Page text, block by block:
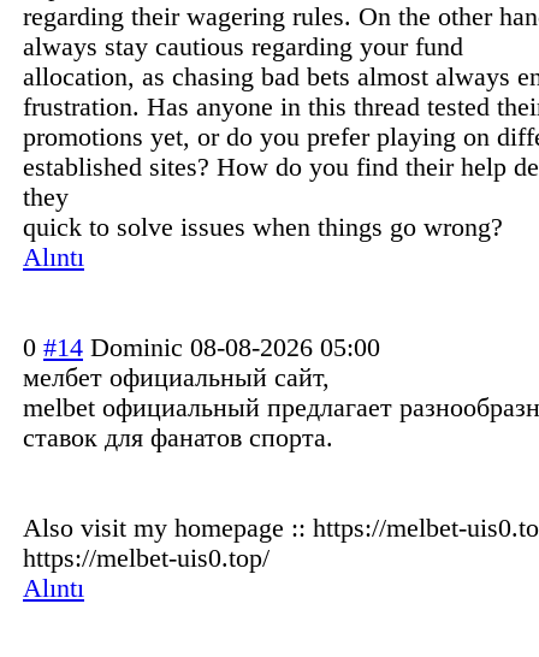
regarding their wagering rules. On the other
always stay cautious regarding your fund
allocation, as chasing bad bets almost always
frustration. Has anyone in this thread tested
promotions yet, or do you prefer playing on
established sites? How do you find their help
they
quick to solve issues when things go wrong?
Alıntı
0 #14 Dominic 08-08-2026 05:00
мелбет официальный сайт,
melbet официальный предлагает
ставок для фанатов спорта.
Also visit my homepage :: https://melbet-
https://melbet-uis0.top/
Alıntı